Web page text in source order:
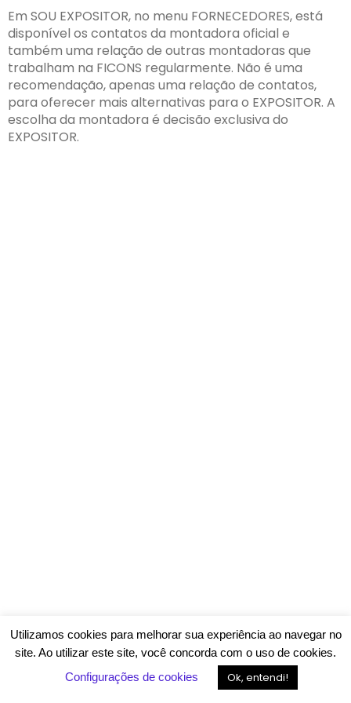
Em SOU EXPOSITOR, no menu FORNECEDORES, está
disponível os contatos da montadora oficial e
também uma relação de outras montadoras que
trabalham na FICONS regularmente. Não é uma
recomendação, apenas uma relação de contatos,
para oferecer mais alternativas para o EXPOSITOR. A
escolha da montadora é decisão exclusiva do
EXPOSITOR.
Utilizamos cookies para melhorar sua experiência ao navegar no
site. Ao utilizar este site, você concorda com o uso de cookies.
Configurações de cookies
Ok, entendi!